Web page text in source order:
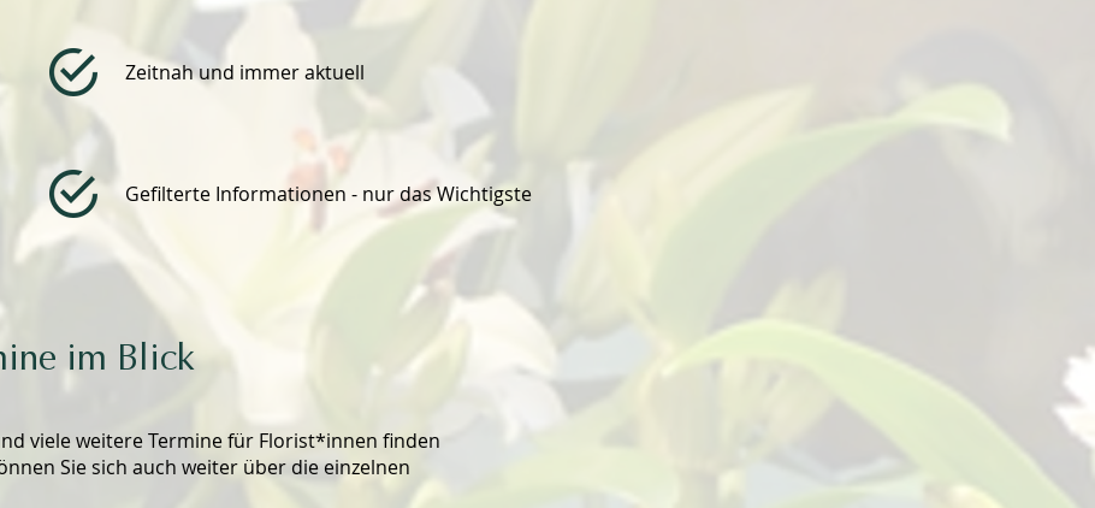
Zeitnah und immer aktuell
Gefilterte Informationen - nur das Wichtigste
im Blick
viele weitere Termine für Florist*innen finden
Sie sich auch weiter über die einzelnen